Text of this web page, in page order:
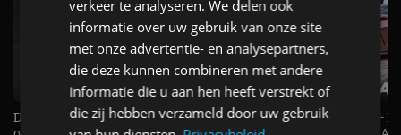
De Renault Twingo heeft een
De perfecte (gezins)taxi? -
verkeer te analyseren. We delen ook
informatie over uw gebruik van onze site
met onze advertentie- en analysepartners,
die deze kunnen combineren met andere
informatie die u aan hen heeft verstrekt of
die zij hebben verzameld door uw gebruik